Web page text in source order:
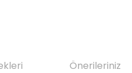
Önerileriniz